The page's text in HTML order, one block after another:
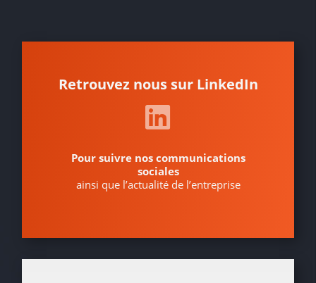
Retrouvez nous sur LinkedIn
Pour suivre nos communications
sociales
ainsi que l’actualité de l’entreprise